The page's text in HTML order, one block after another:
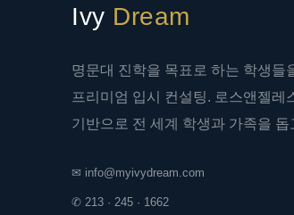
Ivy Dream
명문대 진학을 목표로 하는 학생들
프리미엄 입시 컨설팅. 로스앤젤레
기반으로 전 세계 학생과 가족을 돕
✉ info@myivydream.com
✆ 213 · 245 · 1662